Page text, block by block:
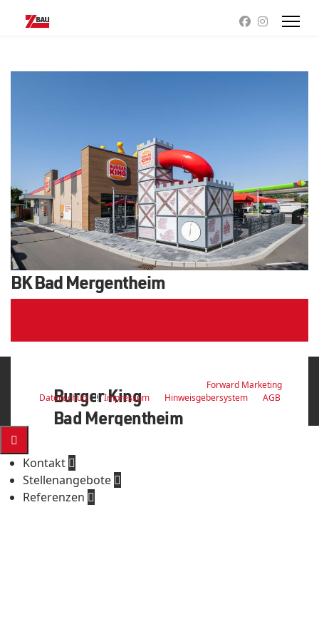
BK Bad Mergentheim
Burger King
Bad Mergentheim
Forward Marketing
Datenschutz
Impressum Hinweisgebersystem AGB

Kontakt 
Stellenangebote 
Referenzen 